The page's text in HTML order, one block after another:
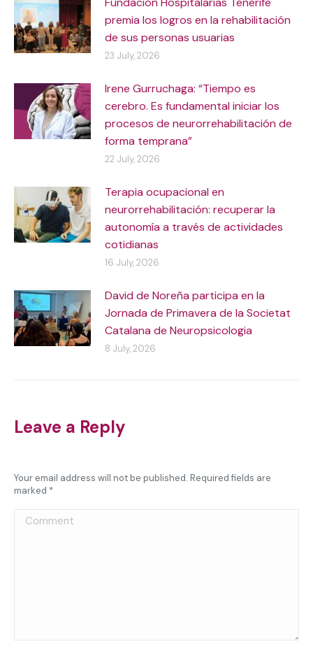
premia los logros en la rehabilitación
de sus personas usuarias
23 July, 2026
Irene Gurruchaga: “Tiempo es
cerebro. Es fundamental iniciar los
procesos de neurorrehabilitación de
forma temprana”
22 July, 2026
Terapia ocupacional en
neurorrehabilitación: recuperar la
autonomía a través de actividades
cotidianas
16 July, 2026
David de Noreña participa en la
Jornada de Primavera de la Societat
Catalana de Neuropsicologia
8 July, 2026
Leave a Reply
Your email address will not be published. Required fields are
marked *
Comment